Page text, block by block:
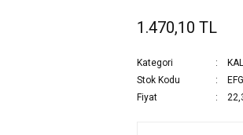
1.470,10 TL
Kategori
Stok Kodu
Fiyat